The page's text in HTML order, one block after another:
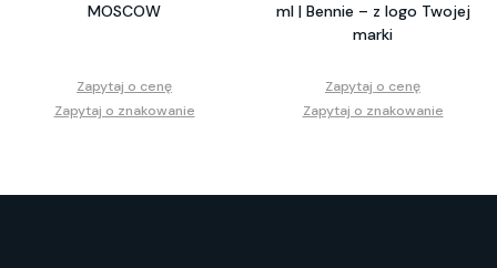
MOSCOW
Zapytaj o cenę
Zapytaj o znakowanie
ml | Bennie – z logo Twojej
marki
Zapytaj o cenę
Zapytaj o znakowanie